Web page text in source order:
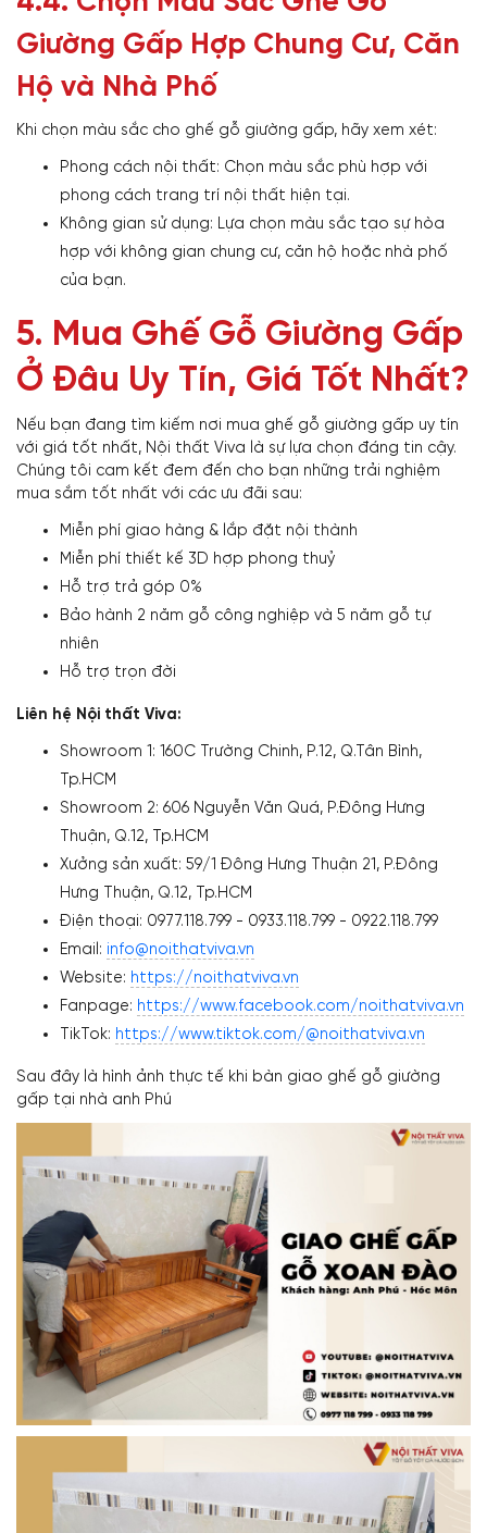
Giường Gấp Hợp Chung Cư, Căn
Hộ và Nhà Phố
Khi chọn màu sắc cho ghế gỗ giường gấp, hãy xem xét:
Phong cách nội thất: Chọn màu sắc phù hợp với
phong cách trang trí nội thất hiện tại.
Không gian sử dụng: Lựa chọn màu sắc tạo sự hòa
hợp với không gian chung cư, căn hộ hoặc nhà phố
của bạn.
5. Mua Ghế Gỗ Giường Gấp
Ở Đâu Uy Tín, Giá Tốt Nhất?
Nếu bạn đang tìm kiếm nơi mua ghế gỗ giường gấp uy tín
với giá tốt nhất, Nội thất Viva là sự lựa chọn đáng tin cậy.
Chúng tôi cam kết đem đến cho bạn những trải nghiệm
mua sắm tốt nhất với các ưu đãi sau:
Miễn phí giao hàng & lắp đặt nội thành
Miễn phí thiết kế 3D hợp phong thuỷ
Hỗ trợ trả góp 0%
Bảo hành 2 năm gỗ công nghiệp và 5 năm gỗ tự
nhiên
Hỗ trợ trọn đời
Liên hệ Nội thất Viva:
Showroom 1: 160C Trường Chinh, P.12, Q.Tân Bình,
Tp.HCM
Showroom 2: 606 Nguyễn Văn Quá, P.Đông Hưng
Thuận, Q.12, Tp.HCM
Xưởng sản xuất: 59/1 Đông Hưng Thuận 21, P.Đông
Hưng Thuận, Q.12, Tp.HCM
Điện thoại: 0977.118.799 - 0933.118.799 - 0922.118.799
Email: info@noithatviva.vn
Website: https://noithatviva.vn
Fanpage: https://www.facebook.com/noithatviva.vn
TikTok: https://www.tiktok.com/@noithatviva.vn
Sau đây là hình ảnh thực tế khi bàn giao ghế gỗ giường
gấp tại nhà anh Phú